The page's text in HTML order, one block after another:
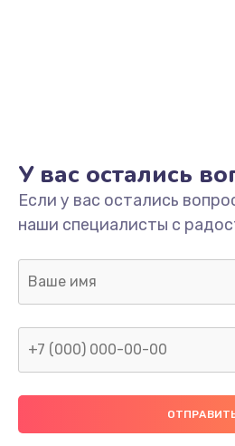
У вас остались
Если у вас остались
наши специалисты с